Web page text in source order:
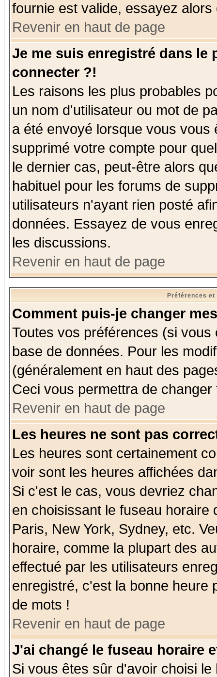
fournie est valide, essayez
Revenir en haut de page
Je me suis enregistré dans le
connecter ?!
Les raisons les plus probables
un nom d'utilisateur ou mot de
a été envoyé lorsque vous
supprimé votre compte pour
le dernier cas, peut-être alors
habituel pour les forums de
utilisateurs n'ayant rien posté
données. Essayez de vous
les discussions.
Revenir en haut de page
Préférences
Comment puis-je changer
Toutes vos préférences (si
base de données. Pour les
(généralement en haut des
Ceci vous permettra de
Revenir en haut de page
Les heures ne sont pas
Les heures sont certainement
voir sont les heures affichées
Si c'est le cas, vous devriez
en choisissant le fuseau
Paris, New York, Sydney, etc.
horaire, comme la plupart des
effectué par les utilisateurs
enregistré, c'est la bonne heure
de mots !
Revenir en haut de page
J'ai changé le fuseau horaire
Si vous êtes sûr d'avoir choisi